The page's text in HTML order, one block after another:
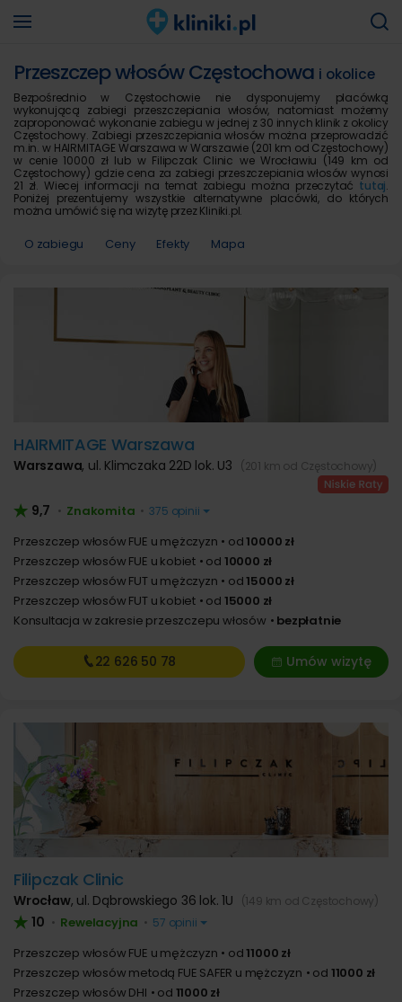
Przeszczep włosów Częstochowa i okolice
Bezpośrednio w Częstochowie nie dysponujemy placówką
wykonującą zabiegi przeszczepiania włosów, natomiast możemy
zaproponować wykonanie zabiegu w jednej z 30 innych klinik z okolicy
Częstochowy. Zabiegi przeszczepiania włosów można przeprowadzić
m.in. w HAIRMITAGE Warszawa w Warszawie (201 km od Częstochowy)
w cenie 10000 zł lub w Filipczak Clinic we Wrocławiu (149 km od
Częstochowy) gdzie cena za zabiegi przeszczepiania włosów wynosi
21 zł. Wiecej informacji na temat zabiegu można przeczytać tutaj.
Poniżej prezentujemy wszystkie alternatywne placówki, do których
można umówić się na wizytę przez Kliniki.pl.
O zabiegu Ceny Efekty Mapa
HAIRMITAGE Warszawa
Warszawa, ul. Klimczaka 22D lok. U3 (201 km od Częstochowy)
9,7 • Znakomita • 375 opinii
Przeszczep włosów FUE u mężczyzn od10000 zł
Przeszczep włosów FUE u kobiet
od 10000 zł
Przeszczep włosów FUT u mężczyzn
od15000 zł
Przeszczep włosów FUT u kobiet
od 15000 zł
Konsultacja w zakresie przeszczepu włosów
bezpłatnie
Umów wizytę
22 626 50 78
Filipczak Clinic
Wrocław, ul. Dąbrowskiego 36 lok. 1U (149 km od Częstochowy)
10 • Rewelacyjna • 57 opinii
Przeszczep włosów FUE u mężczyzn od11000 zł
Przeszczep włosów metodą FUE SAFER u mężczyzn
od 11000 zł
Przeszczep włosów DHI
od 11000 zł